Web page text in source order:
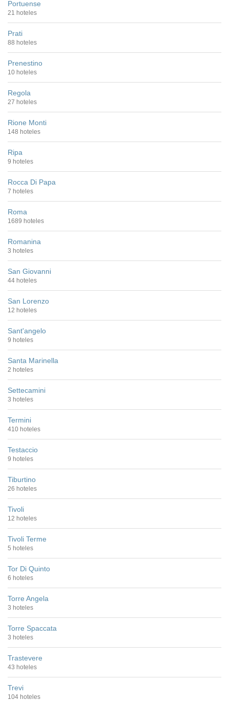
Portuense
21 hoteles
Prati
88 hoteles
Prenestino
10 hoteles
Regola
27 hoteles
Rione Monti
148 hoteles
Ripa
9 hoteles
Rocca Di Papa
7 hoteles
Roma
1689 hoteles
Romanina
3 hoteles
San Giovanni
44 hoteles
San Lorenzo
12 hoteles
Sant'angelo
9 hoteles
Santa Marinella
2 hoteles
Settecamini
3 hoteles
Termini
410 hoteles
Testaccio
9 hoteles
Tiburtino
26 hoteles
Tivoli
12 hoteles
Tivoli Terme
5 hoteles
Tor Di Quinto
6 hoteles
Torre Angela
3 hoteles
Torre Spaccata
3 hoteles
Trastevere
43 hoteles
Trevi
104 hoteles